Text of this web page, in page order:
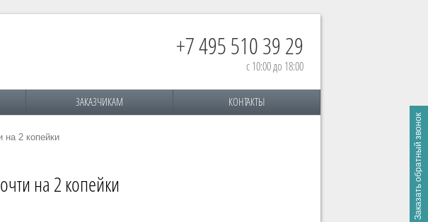
+7 495 510 39 29
с 10:00 до 18:00
ЗАКАЗЧИКАМ КОНТАКТЫ
2 копейки
на 2 копейки